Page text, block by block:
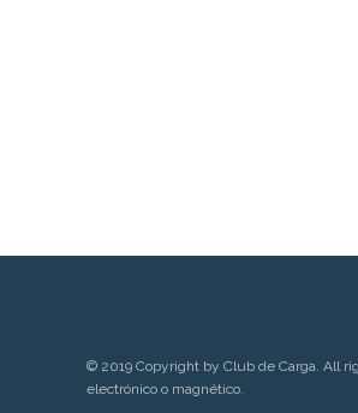
© 2019 Copyright by Club de Carga. All
electrónico o magnético.